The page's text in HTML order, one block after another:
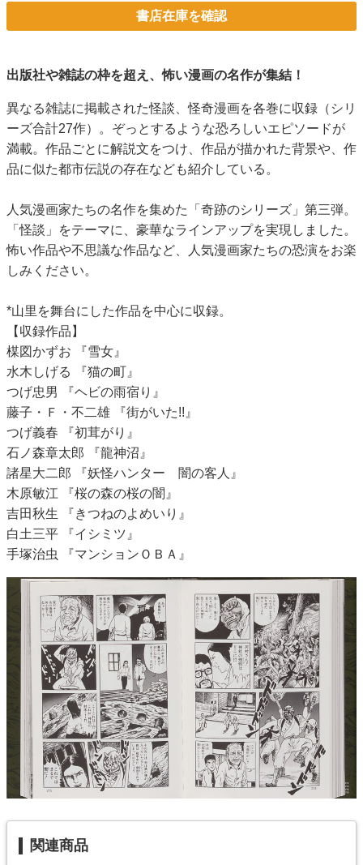
書店在庫を確認
出版社や雑誌の枠を超え、怖い漫画の名作が集結！
異なる雑誌に掲載された怪談、怪奇漫画を各巻に収録（シリ
ーズ合計27作）。ぞっとするような恐ろしいエピソードが
満載。作品ごとに解説文をつけ、作品が描かれた背景や、作
品に似た都市伝説の存在なども紹介している。
人気漫画家たちの名作を集めた「奇跡のシリーズ」第三弾。
「怪談」をテーマに、豪華なラインアップを実現しました。
怖い作品や不思議な作品など、人気漫画家たちの恐演をお楽
しみください。
*山里を舞台にした作品を中心に収録。
【収録作品】
楳図かずお 『雪女』
水木しげる 『猫の町』
つげ忠男 『ヘビの雨宿り』
藤子・Ｆ・不二雄 『街がいた!!』
つげ義春 『初茸がり』
石ノ森章太郎 『龍神沼』
諸星大二郎 『妖怪ハンター 闇の客人』
木原敏江 『桜の森の桜の闇』
吉田秋生 『きつねのよめいり』
白土三平 『イシミツ』
手塚治虫 『マンションＯＢＡ』
関連商品